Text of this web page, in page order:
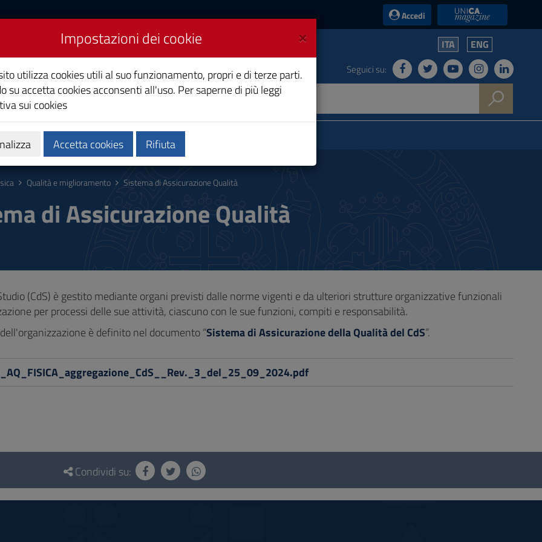
Accedi UniCA News
ITA ENG
Seguici su:
Calendari e orari Qualità e miglioramento
Qualità e miglioramento Sistema di Assicurazione Qualità
di Assicurazione Qualità
(CdS) è gestito mediante organi previsti dalle norme vigenti e da ulteriori strutture organizzative funzionali
per processi delle sue attività, ciascuno con le sue funzioni, compiti e responsabilità.
è definito nel documento “Sistema di Assicurazione della Qualità del CdS”.
Condividi su:
×
Impostazioni dei cookie
utilizza cookies utili al suo funzionamento, propri e di terze parti.
su accetta cookies acconsenti all'uso. Per saperne di più leggi
sui cookies
Accetta cookies Rifiuta